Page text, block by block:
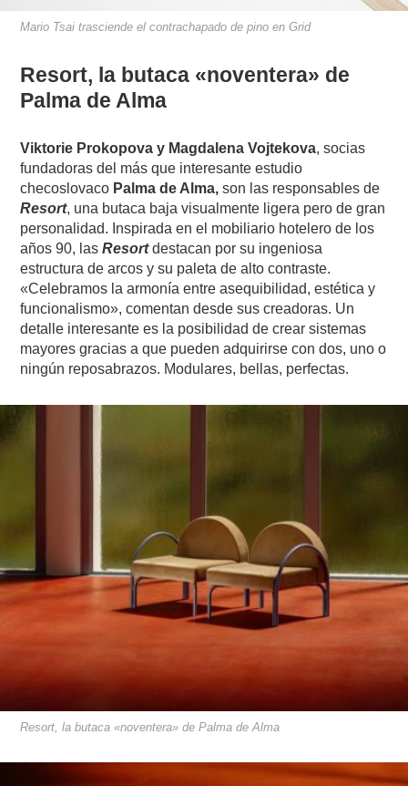
Mario Tsai trasciende el contrachapado de pino en Grid
Resort, la butaca «noventera» de
Palma de Alma
Viktorie Prokopova y Magdalena Vojtekova, socias
fundadoras del más que interesante estudio
checoslovaco Palma de Alma, son las responsables de
Resort, una butaca baja visualmente ligera pero de gran
personalidad. Inspirada en el mobiliario hotelero de los
años 90, las Resortdestacan por su ingeniosa
estructura de arcos y su paleta de alto contraste.
«Celebramos la armonía entre asequibilidad, estética y
funcionalismo», comentan desde sus creadoras. Un
detalle interesante es la posibilidad de crear sistemas
mayores gracias a que pueden adquirirse con dos, uno o
ningún reposabrazos. Modulares, bellas, perfectas.
Resort, la butaca «noventera» de Palma de Alma